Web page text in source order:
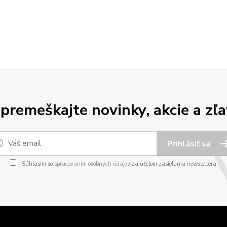
novinky, akcie a
Prihlásiť sa
Súhlasím so spracovaním osobných údajovza účelom zasielania newslettera.